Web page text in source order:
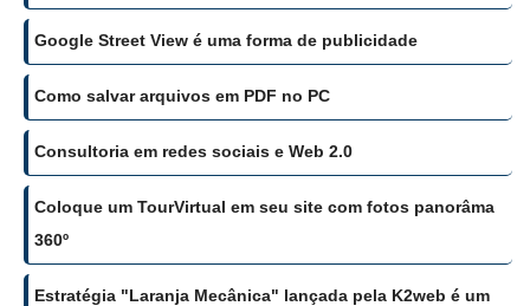
Google Street View é uma forma de publicidade
Como salvar arquivos em PDF no PC
Consultoria em redes sociais e Web 2.0
Coloque um TourVirtual em seu site com fotos panorâma
360º
Estratégia "Laranja Mecânica" lançada pela K2web é um